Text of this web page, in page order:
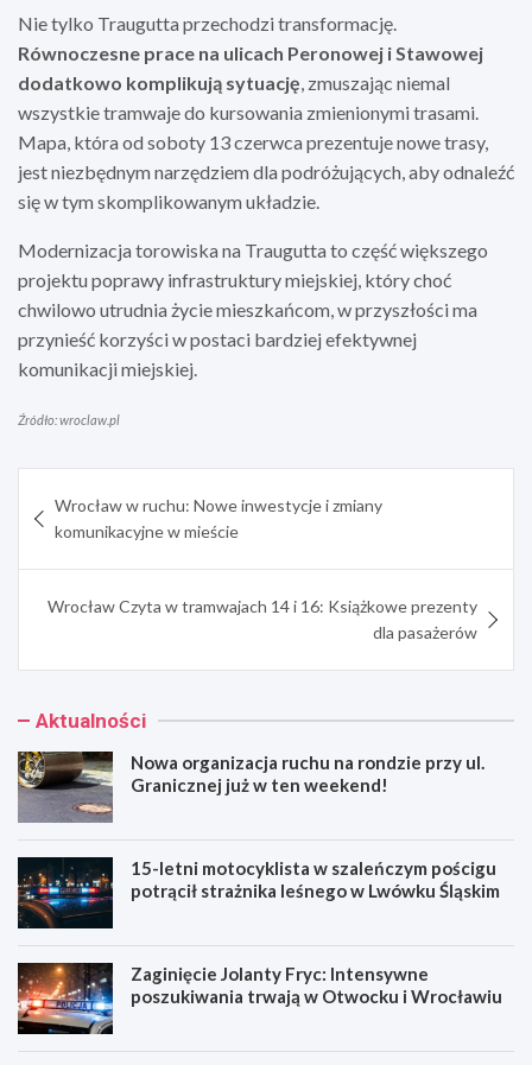
Nie tylko Traugutta przechodzi transformację.
Równoczesne prace na ulicach Peronowej i Stawowej
dodatkowo komplikują sytuację, zmuszając niemal
wszystkie tramwaje do kursowania zmienionymi trasami.
Mapa, która od soboty 13 czerwca prezentuje nowe trasy,
jest niezbędnym narzędziem dla podróżujących, aby odnaleźć
się w tym skomplikowanym układzie.
Modernizacja torowiska na Traugutta to część większego
projektu poprawy infrastruktury miejskiej, który choć
chwilowo utrudnia życie mieszkańcom, w przyszłości ma
przynieść korzyści w postaci bardziej efektywnej
komunikacji miejskiej.
Źródło: wroclaw.pl
wpisu
Wrocław w ruchu: Nowe inwestycje i zmiany
komunikacyjne w mieście
Wrocław Czyta w tramwajach 14 i 16: Książkowe prezenty
dla pasażerów
Aktualności
Nowa organizacja ruchu na rondzie przy ul.
Granicznej już w ten weekend!
15-letni motocyklista w szaleńczym pościgu
potrącił strażnika leśnego w Lwówku Śląskim
Zaginięcie Jolanty Fryc: Intensywne
poszukiwania trwają w Otwocku i Wrocławiu